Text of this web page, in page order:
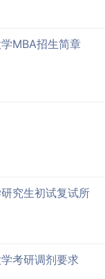
MBA招生简章
究生初试复试所
考研调剂要求